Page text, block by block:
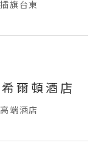
旗台東
爾頓酒店
端酒店